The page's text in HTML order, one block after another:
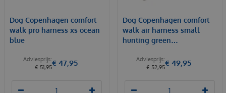
Dog Copenhagen comfort
walk pro harness xs ocean
blue
€ 51,95€ 47,95
Dog Copenhagen comfort
walk air harness small
hunting green…
€ 52,95€ 49,95